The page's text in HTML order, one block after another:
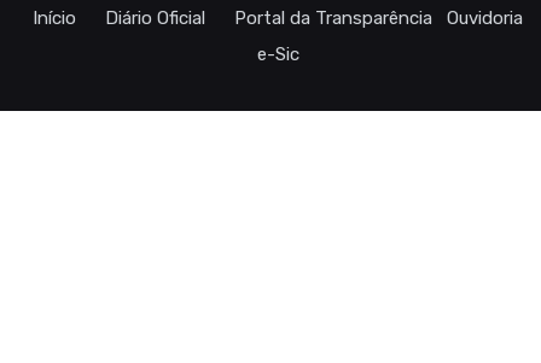
Início Diário Oficial Portal da Transparência
Ouvidoria
e-Sic